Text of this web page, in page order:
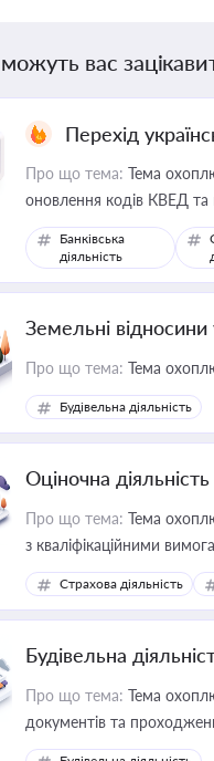
вас
Перехід
Про що тема: Тема
оновлення кодів КВЕД та
Банківська
діяльність
Земельні відносини
Про що тема: Тема
Будівельна діяльність
Оціночна діяльність
Про що тема: Тема
з кваліфікаційними
медійних змін у цій
приватизації, оренди
Страхова діяльність
Будівельна
Про що тема: Тема
документів та